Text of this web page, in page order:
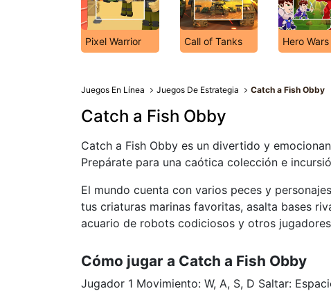
Pixel Warrior Call of Tanks Hero Wars
Juegos En Línea Juegos De Estrategia Catch a Fish Obby
Catch a Fish Obby
Catch a Fish Obby es un divertido y
Prepárate para una caótica colección e
El mundo cuenta con varios peces y
tus criaturas marinas favoritas, asalta bases
acuario de robots codiciosos y otros
Cómo jugar a Catch a Fish Obby
Jugador 1 Movimiento: W, A, S, D Saltar: